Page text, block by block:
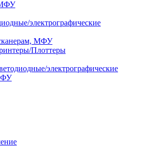
электрографические
МФУ
Плоттеры
электрографические